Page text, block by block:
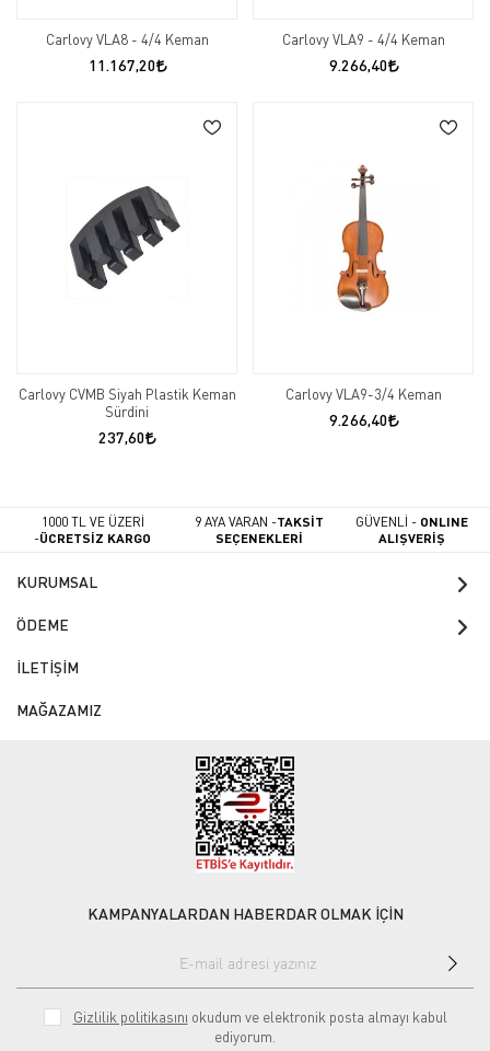
Carlovy VLA8 - 4/4 Keman
11.167,20
Carlovy VLA9 - 4/4 Keman
9.266,40
Carlovy CVMB Siyah Plastik Keman
Sürdini
237,60
Carlovy VLA9-3/4 Keman
9.266,40
1000 TL VE ÜZERİ
-ÜCRETSİZ KARGO
9 AYA VARAN -TAKSİT
SEÇENEKLERİ
GÜVENLİ - ONLINE
ALIŞVERİŞ
KURUMSAL
ÖDEME
İLETİŞİM
MAĞAZAMIZ
KAMPANYALARDAN HABERDAR OLMAK İÇİN
Gizlilik politikasını okudum ve elektronik posta almayı kabul
ediyorum.